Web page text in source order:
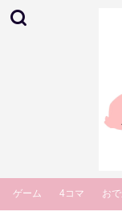
ゲーム 4コマ お